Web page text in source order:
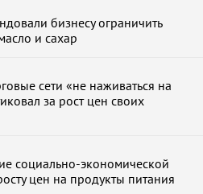
бизнесу ограничить
и сахар
сети «не наживаться на
за рост цен своих
социально-экономической
цен на продукты питания